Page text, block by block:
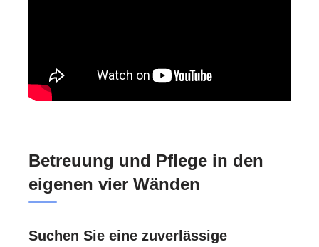
Betreuung und Pflege in den
eigenen vier Wänden
Suchen Sie eine zuverlässige